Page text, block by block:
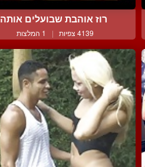
רוז אוהבת שבועלים אותה
4139 צפיות | 1 המלצות